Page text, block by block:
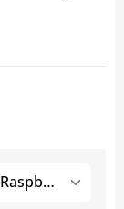
LOST MARY TAPPO Blueberry Sour Raspberry